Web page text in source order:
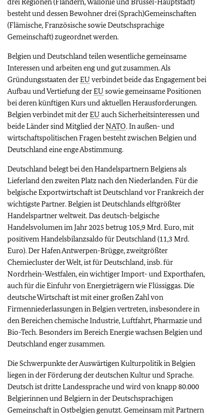
besteht und dessen Bewohner drei (Sprach)Gemeinschaften
(Flämische, Französische sowie Deutschsprachige
Gemeinschaft) zugeordnet werden.
Belgien und Deutschland teilen wesentliche gemeinsame
Interessen und arbeiten eng und gut zusammen. Als
Gründungsstaaten derEU verbindet beide das Engagement bei
Aufbau und Vertiefung derEU sowie gemeinsame Positionen
bei deren künftigen Kurs und aktuellen Herausforderungen.
Belgien verbindet mit derEU auch Sicherheitsinteressen und
beide Länder sind Mitglied derNATO. In außen- und
wirtschaftspolitischen Fragen besteht zwischen Belgien und
Deutschland eine enge Abstimmung.
Deutschland belegt bei den Handelspartnern Belgiens als
Lieferland den zweiten Platz nach den Niederlanden. Für die
belgische Exportwirtschaft ist Deutschland vor Frankreich der
wichtigste Partner. Belgien ist Deutschlands elftgrößter
Handelspartner weltweit. Das deutsch-belgische
Handelsvolumen im Jahr 2025 betrug 105,9 Mrd. Euro, mit
positivem Handelsbilanzsaldo für Deutschland (11,3 Mrd.
Euro). Der Hafen Antwerpen-Brügge, zweitgrößter
Chemiecluster der Welt, ist für Deutschland, insb. für
Nordrhein-Westfalen, ein wichtiger Import- und Exporthafen,
auch für die Einfuhr von Energieträgern wie Flüssiggas. Die
deutsche Wirtschaft ist mit einer großen Zahl von
Firmenniederlassungen in Belgien vertreten, insbesondere in
den Bereichen chemische Industrie, Luftfahrt, Pharmazie und
Bio-Tech. Besonders im Bereich Energie wachsen Belgien und
Deutschland enger zusammen.
Die Schwerpunkte der Auswärtigen Kulturpolitik in Belgien
liegen in der Förderung der deutschen Kultur und Sprache.
Deutsch ist dritte Landessprache und wird von knapp 80.000
Belgierinnen und Belgiern in der Deutschsprachigen
Gemeinschaft in Ostbelgien genutzt. Gemeinsam mit Partnern